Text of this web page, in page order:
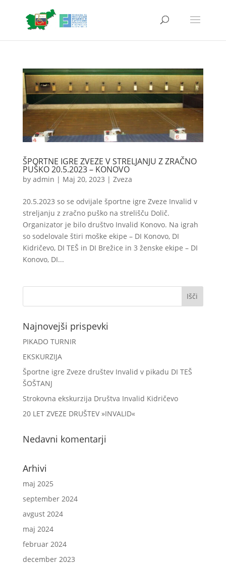
ŠPORTNE IGRE ZVEZE V STRELJANJU Z ZRAČNO
PUŠKO 20.5.2023 – KONOVO
by admin | Maj 20, 2023 | Zveza
20.5.2023 so se odvijale športne igre Zveze Invalid v
streljanju z zračno puško na strelišču Dolič.
Organizator je bilo društvo Invalid Konovo. Na igrah
so sodelovale štiri moške ekipe – DI Konovo, DI
Kidričevo, DI TEŠ in DI Brežice in 3 ženske ekipe – DI
Konovo, DI...
Najnovejši prispevki
PIKADO TURNIR
EKSKURZIJA
Športne igre Zveze društev Invalid v pikadu DI TEŠ
ŠOŠTANJ
Strokovna ekskurzija Društva Invalid Kidričevo
20 LET ZVEZE DRUŠTEV »INVALID«
Nedavni komentarji
Arhivi
maj 2025
september 2024
avgust 2024
maj 2024
februar 2024
december 2023